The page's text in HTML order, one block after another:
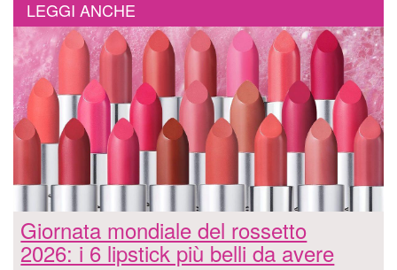
LEGGI ANCHE
Giornata mondiale del rossetto
2026: i 6 lipstick più belli da avere